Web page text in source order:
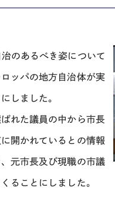
のあるべき姿について
ッパの地方自治体が実
しました。
れた議員の中から市長
開かれているとの情報
元市長及び現職の市議
ることにしました。